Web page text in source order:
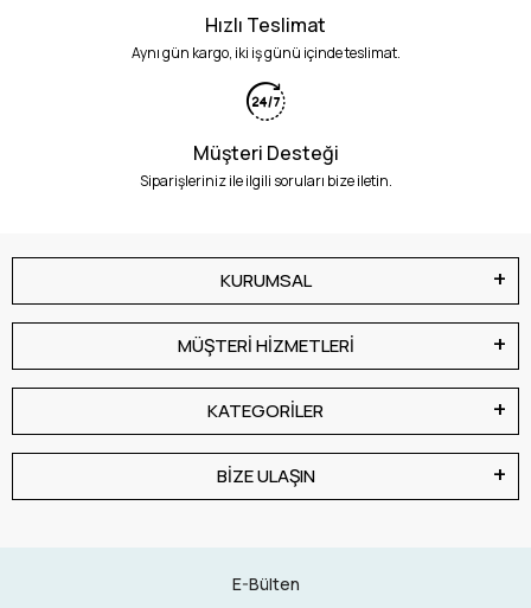
Hızlı Teslimat
Aynı gün kargo, iki iş günü içinde teslimat.
Müşteri Desteği
Siparişleriniz ile ilgili soruları bize iletin.
KURUMSAL
MÜŞTERİ HİZMETLERİ
KATEGORİLER
BİZE ULAŞIN
E-Bülten